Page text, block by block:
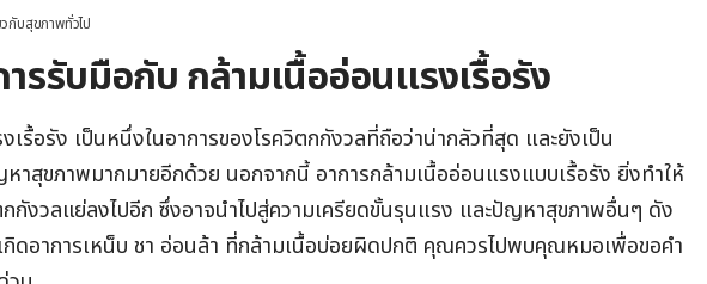
กับสุขภาพทั่วไป
รรับมือกับ กล้ามเนื้ออ่อนแรงเรื้อรัง
เรื้อรัง เป็นหนึ่งในอาการของโรควิตกกังวลที่ถือว่าน่ากลัวที่สุด และยังเป็น
ขภาพมากมายอีกด้วย นอกจากนี้ อาการกล้ามเนื้ออ่อนแรงแบบเรื้อรัง ยิ่งทำให้
กังวลแย่ลงไปอีก ซึ่งอาจนำไปสู่ความเครียดขั้นรุนแรง และปัญหาสุขภาพอื่นๆ ดัง
ดอาการเหน็บ ชา อ่อนล้า ที่กล้ามเนื้อบ่อยผิดปกติ คุณควรไปพบคุณหมอเพื่อขอคำ